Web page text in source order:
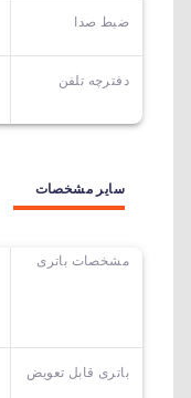
ضبط صدا
دفترچه تلفن
سایر مشخصات
مشخصات باتری
باتری قابل تعویض